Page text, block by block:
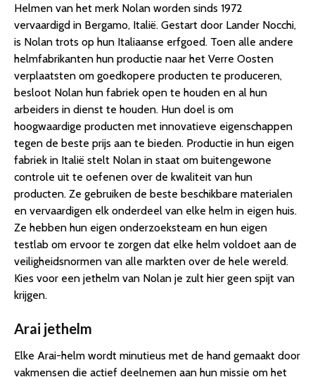
Helmen van het merk Nolan worden sinds 1972
vervaardigd in Bergamo, Italië. Gestart door Lander Nocchi,
is Nolan trots op hun Italiaanse erfgoed. Toen alle andere
helmfabrikanten hun productie naar het Verre Oosten
verplaatsten om goedkopere producten te produceren,
besloot Nolan hun fabriek open te houden en al hun
arbeiders in dienst te houden. Hun doel is om
hoogwaardige producten met innovatieve eigenschappen
tegen de beste prijs aan te bieden. Productie in hun eigen
fabriek in Italië stelt Nolan in staat om buitengewone
controle uit te oefenen over de kwaliteit van hun
producten. Ze gebruiken de beste beschikbare materialen
en vervaardigen elk onderdeel van elke helm in eigen huis.
Ze hebben hun eigen onderzoeksteam en hun eigen
testlab om ervoor te zorgen dat elke helm voldoet aan de
veiligheidsnormen van alle markten over de hele wereld.
Kies voor een jethelm van Nolan je zult hier geen spijt van
krijgen.
Arai jethelm
Elke Arai-helm wordt minutieus met de hand gemaakt door
vakmensen die actief deelnemen aan hun missie om het